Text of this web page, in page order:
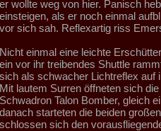
er wollte weg von hier. Panisch
einsteigen, als er noch einmal
vor sich sah. Reflexartig riss
Nicht einmal eine leichte
ein vor ihr treibendes Shuttle
sich als schwacher Lichtreflex auf
Mit lautem Surren öffneten sich
Schwadron Talon Bomber, gleich
danach starteten die beiden
schlossen sich den